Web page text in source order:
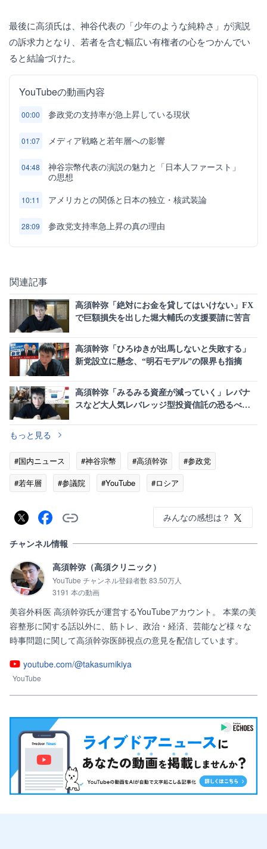
最後に高須氏は、神谷代表の「少年のような純粋さ」が演説
の訴求力となり、若者を含む幅広い有権者の心をつかんでい
ると結論づけた。
YouTubeの動画内容
00:00 参政党の支持率が急上昇している現状
01:07 メディア戦略と若年層への影響
04:48
神谷宗幣代表の演説の魅力と「日本人ファースト」
の思想
10:11 アメリカとの関係と日本の独立・核武装論
28:09 参政党支持率急上昇の真の理由
関連記事
高須幹弥「絶対にお金を貸してはいけない」FX
で巨額損失を出した堀大輔氏の支援要請に苦言
高須幹弥「ひろゆきが出馬しないと失敗する」
新党設立に懸念、“明石モデル”の限界も指摘
高須幹弥「みるみる資産が減っていく」レバナ
スなど大人気レバレッジ型投資信託の恐るべき
もっと見る
#国内ニュース #神谷宗幣 #高須幹弥
#参政党
#若年層
#参議院 #YouTube #ロシア
みんなの感想は？
チャンネル情報
高須幹弥（高須クリニック）
YouTube チャンネル登録者数 83.50万人
3191 本の動画
美容外科医 高須幹弥氏が運営するYouTubeアカウント。 本業の美
容整形に関する話以外に、筋トレ、政治・経済、芸能など様々な
時事問題に関して高須幹弥医師視点の意見を配信しています。
youtube.com/@takasumikiya
YouTube